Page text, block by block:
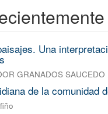
Una
GRANADOS SAUCEDO
de la comunidad